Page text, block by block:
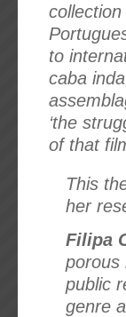
to
caba
‘the
of that
This
her
Filipa
porous
public
genre